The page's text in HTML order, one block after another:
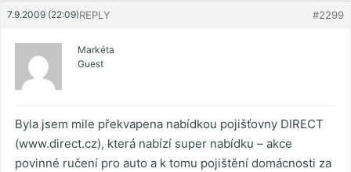
7.9.2009 (22:09) #2299
REPLY
Markéta
Guest
Byla jsem mile překvapena nabídkou pojišťovny DIRECT
(www.direct.cz), která nabízí super nabídku – akce
povinné ručení pro auto a k tomu pojištění domácnosti za